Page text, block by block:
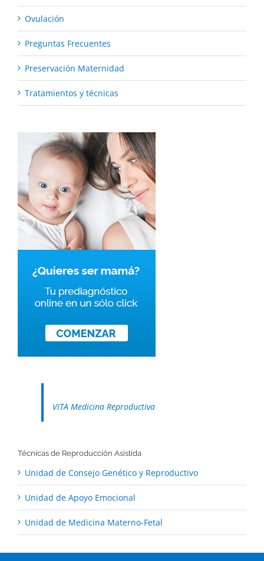
Ovulación
Preguntas Frecuentes
Preservación Maternidad
Tratamientos y técnicas
VITA Medicina Reproductiva
Técnicas de Reproducción Asistida
Unidad de Consejo Genético y Reproductivo
Unidad de Apoyo Emocional
Unidad de Medicina Materno-Fetal